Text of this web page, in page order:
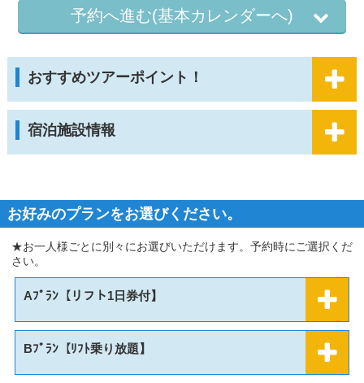
予約へ進む(基本カレンダーへ)
おすすめツアーポイント！
宿泊施設情報
お好みのプランをお選びください。
★お一人様ごとに別々にお選びいただけます。予約時にご選択くだ
さい。
Aﾌﾟﾗﾝ【リフト1日券付】
Bﾌﾟﾗﾝ【ﾘﾌﾄ乗り放題】